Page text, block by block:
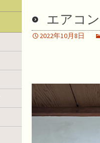
エアコ
2022年10月8日